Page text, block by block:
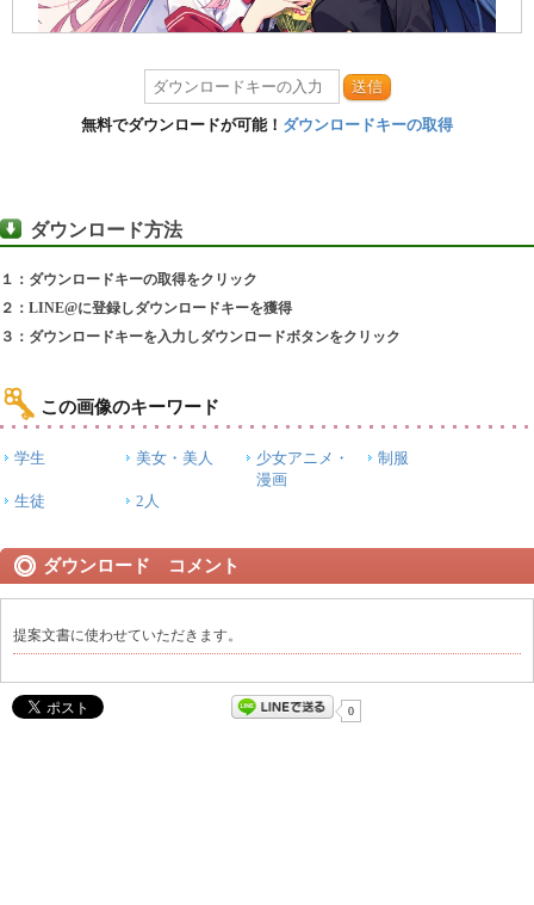
送信
無料でダウンロードが可能！ ダウンロードキーの取得
ダウンロード方法
１：ダウンロードキーの取得をクリック
２：LINE@に登録しダウンロードキーを獲得
３：ダウンロードキーを入力しダウンロードボタンをクリック
この画像のキーワード
学生 美女・美人
少女アニメ・
漫画
制服
生徒 2人
ダウンロード コメント
提案文書に使わせていただきます。
0